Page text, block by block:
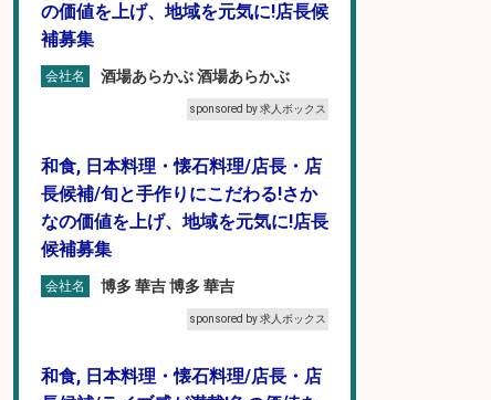
の価値を上げ、地域を元気に!店長候
補募集
会社名 酒場あらかぶ 酒場あらかぶ
sponsored by 求人ボックス
和食, 日本料理・懐石料理/店長・店
長候補/旬と手作りにこだわる!さか
なの価値を上げ、地域を元気に!店長
候補募集
会社名 博多 華吉 博多 華吉
sponsored by 求人ボックス
和食, 日本料理・懐石料理/店長・店